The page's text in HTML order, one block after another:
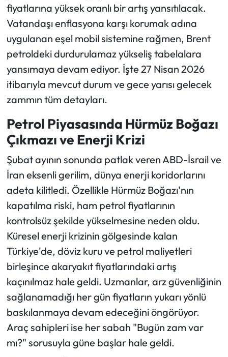
fiyatlarına yüksek oranlı bir artış yansıtılacak.
Vatandaşı enflasyona karşı korumak adına
uygulanan eşel mobil sistemine rağmen, Brent
petroldeki durdurulamaz yükseliş tabelalara
yansımaya devam ediyor. İşte 27 Nisan 2026
itibarıyla mevcut durum ve gece yarısı gelecek
zammın tüm detayları.
Petrol Piyasasında Hürmüz Boğazı
Çıkmazı ve Enerji Krizi
Şubat ayının sonunda patlak veren ABD-İsrail ve
İran eksenli gerilim, dünya enerji koridorlarını
adeta kilitledi. Özellikle Hürmüz Boğazı'nın
kapatılma riski, ham petrol fiyatlarının
kontrolsüz şekilde yükselmesine neden oldu.
Küresel enerji krizinin gölgesinde kalan
Türkiye'de, döviz kuru ve petrol maliyetleri
birleşince akaryakıt fiyatlarındaki artış
kaçınılmaz hale geldi. Uzmanlar, arz güvenliğinin
sağlanamadığı her gün fiyatların yukarı yönlü
baskılanmaya devam edeceğini öngörüyor.
Araç sahipleri ise her sabah "Bugün zam var
mı?" sorusuyla güne başlar hale geldi.
Turizm
Teknoloji